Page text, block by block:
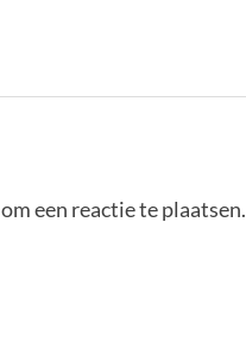
om een reactie te plaatsen.